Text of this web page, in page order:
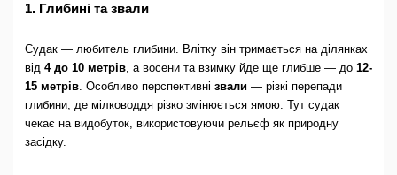
1. Глибині та звали
Судак — любитель глибини. Влітку він тримається на ділянках
від 4 до 10 метрів, а восени та взимку йде ще глибше — до 12-
15 метрів. Особливо перспективні звали— різкі перепади
глибини, де мілководдя різко змінюється ямою. Тут судак
чекає на видобуток, використовуючи рельєф як природну
засідку.